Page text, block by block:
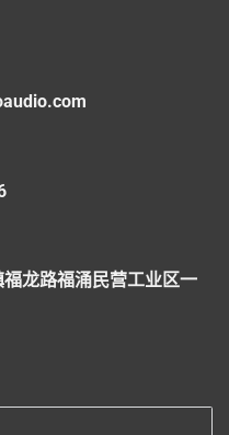
龙路福涌民营工业区一